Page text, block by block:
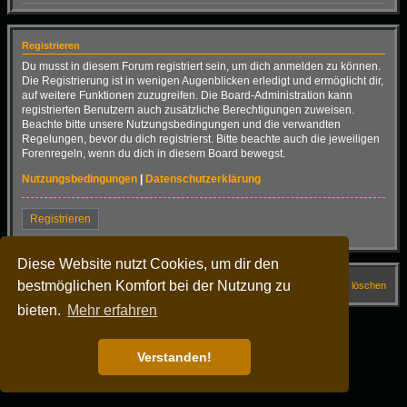
Diese Website nutzt Cookies, um dir den
bestmöglichen Komfort bei der Nutzung zu
bieten. Mehr erfahren
Verstanden!
Registrieren
Du musst in diesem Forum registriert sein, um dich anmelden zu können.
Die Registrierung ist in wenigen Augenblicken erledigt und ermöglicht dir,
auf weitere Funktionen zuzugreifen. Die Board-Administration kann
registrierten Benutzern auch zusätzliche Berechtigungen zuweisen.
Beachte bitte unsere Nutzungsbedingungen und die verwandten
Regelungen, bevor du dich registrierst. Bitte beachte auch die jeweiligen
Forenregeln, wenn du dich in diesem Board bewegst.
Nutzungsbedingungen
Datenschutzerklärung
Registrieren
Startseite Forum Alle Cookies löschen
FAQ
Dark Vision ©
Nutzungsbedingungen